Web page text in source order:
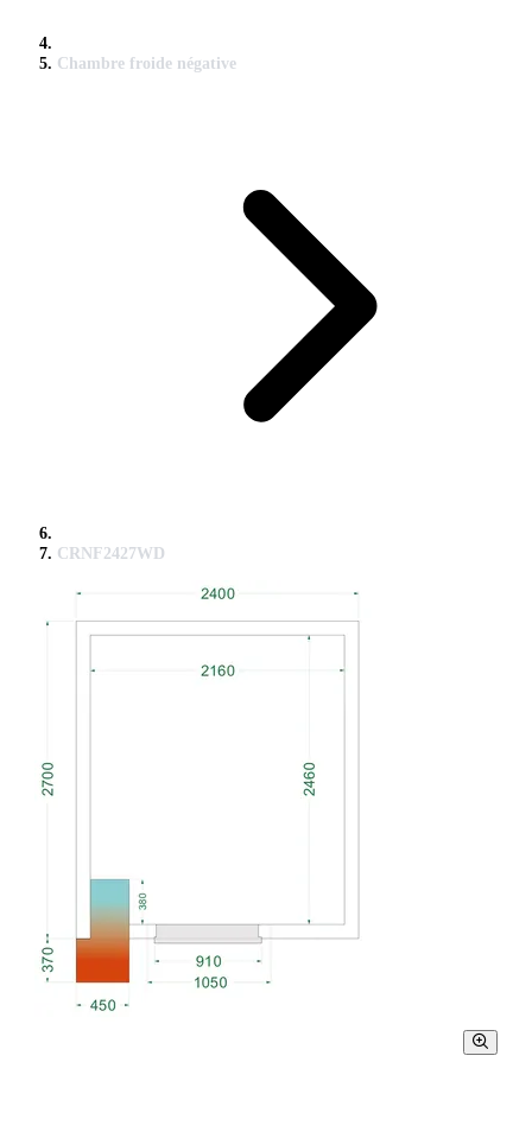
Chambre froide négative
CRNF2427WD